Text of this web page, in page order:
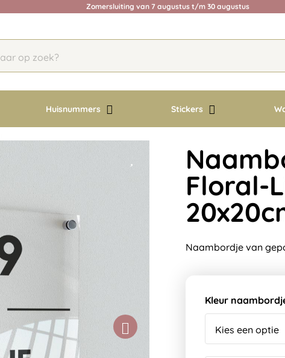
Zomersluiting van 7 augustus t/m 30 augustus
Huisnummers Stickers
Floral-
Naambordje van
Kleur